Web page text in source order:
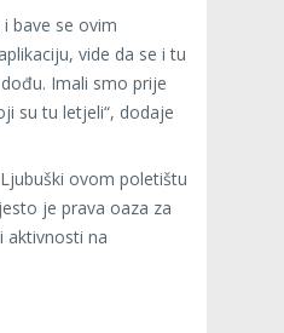
i bave se ovim
vide da se i tu
Imali smo prije
su tu letjeli“, dodaje
ovom poletištu
je prava oaza za
aktivnosti na